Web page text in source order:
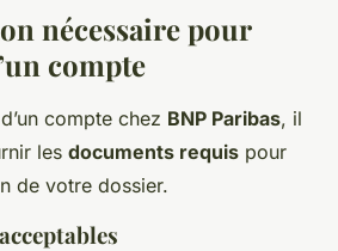
nécessaire pour
compte
compte chez BNP Paribas, il
les documents requis pour
de votre dossier.